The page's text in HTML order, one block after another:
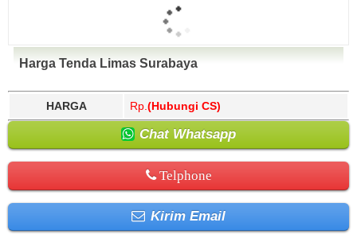
Harga Tenda Limas Surabaya
HARGA Rp. (Hubungi CS)
Chat Whatsapp
Telphone
Kirim Email